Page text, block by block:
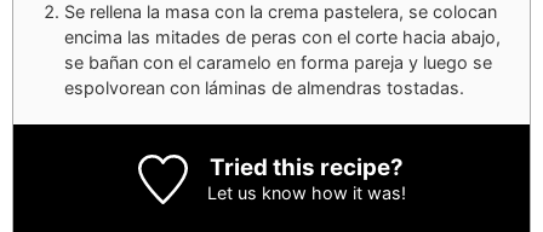
Se rellena la masa con la crema pastelera, se colocan
encima las mitades de peras con el corte hacia abajo,
se bañan con el caramelo en forma pareja y luego se
espolvorean con láminas de almendras tostadas.
Tried this recipe?
Let us know how it was!